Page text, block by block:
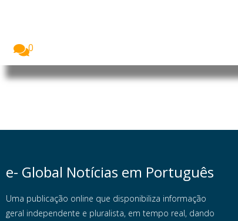
0
e- Global Notícias em Português
Uma publicação online que disponibiliza informação
geral independente e pluralista, em tempo real, dando